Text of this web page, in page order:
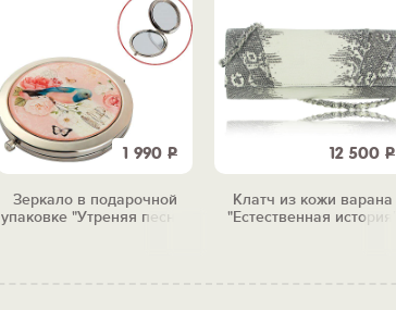
1 990 Р
Зеркало в подарочной
упаковке "Утреняя песня"
12 500 Р
Клатч из кожи варана
"Естественная история"